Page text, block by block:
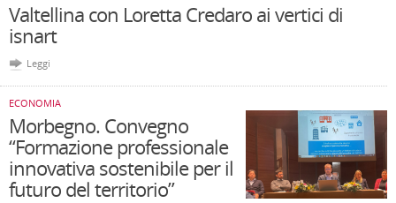
Valtellina con Loretta Credaro ai vertici di
isnart
Leggi
ECONOMIA
Morbegno. Convegno
“Formazione professionale
innovativa sostenibile per il
futuro del territorio”